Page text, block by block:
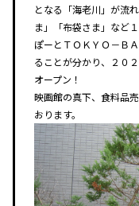
となる「海老川」が流
ま」「布袋さま」など
ぽーとＴＯＫＹＯ－Ｂ
ることが分かり、２０
オープン！
映画館の真下、食料品
おります。